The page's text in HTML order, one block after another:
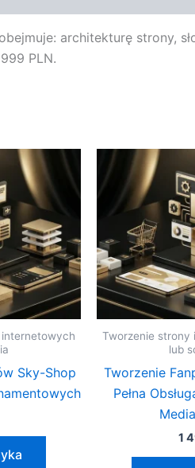
architekturę strony,
PLN.
Sky-Shop
Tworzenie strony
lub
Tworzenie
Pełna
1